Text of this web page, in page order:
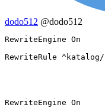
dodo512 @dodo512
RewriteEngine On
RewriteRule
RewriteEngine On